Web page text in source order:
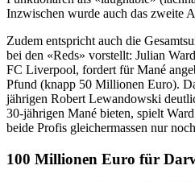
Inzwischen wurde auch das zweite
Zudem entspricht auch die
bei den «Reds» vorstellt: Julian
FC Liverpool, fordert für Mané
Pfund (knapp 50 Millionen Euro).
jährigen Robert Lewandowski
30-jährigen Mané bieten, spielt
beide Profis gleichermassen nur
100 Millionen Euro für